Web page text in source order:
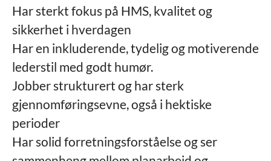
Har sterkt fokus på HMS, kvalitet og
sikkerhet i hverdagen
Har en inkluderende, tydelig og motiverende
lederstil med godt humør.
Jobber strukturert og har sterk
gjennomføringsevne, også i hektiske
perioder
Har solid forretningsforståelse og ser